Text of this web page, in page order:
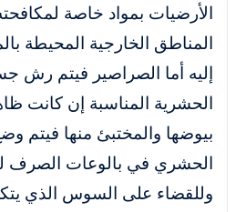
الأرضيات بمواد خاصة
المناطق الخارجية المحيطة
إليه أما الصراصير فيتم رش
الحشرية المناسبة إن كانت
بيوضها والمختبئ منها فيتم
الحشري في بالوعات الصرف
وللقضاء على السوس الذي